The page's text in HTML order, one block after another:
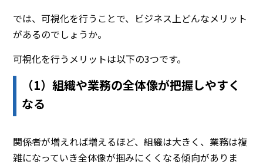
では、可視化を行うことで、ビジネス上どんなメリット
があるのでしょうか。
可視化を行うメリットは以下の3つです。
（1）組織や業務の全体像が把握しやすく
なる
関係者が増えれば増えるほど、組織は大きく、業務は複
雑になっていき全体像が掴みにくくなる傾向がありま